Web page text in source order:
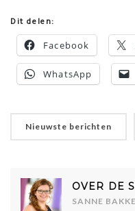
Dit delen:
Facebook
WhatsApp
Nieuwste berichten
OVER DE
SANNE